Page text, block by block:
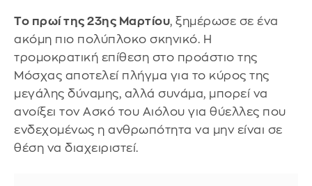
Το πρωί της 23ης Μαρτίου, ξημέρωσε σε ένα
ακόμη πιο πολύπλοκο σκηνικό. Η
τρομοκρατική επίθεση στο προάστιο της
Μόσχας αποτελεί πλήγμα για το κύρος της
μεγάλης δύναμης, αλλά συνάμα, μπορεί να
ανοίξει τον Ασκό του Αιόλου για θύελλες που
ενδεχομένως η ανθρωπότητα να μην είναι σε
θέση να διαχειριστεί.